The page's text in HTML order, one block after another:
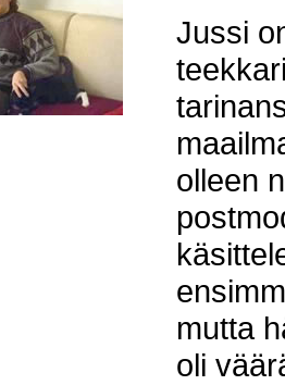
Jussi
olleen
mutta
oli